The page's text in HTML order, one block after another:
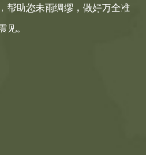
帮助您未雨绸缪，做好万全准
。